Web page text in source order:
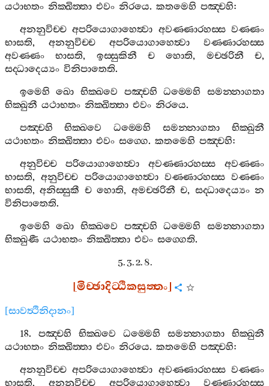
යථාභතං නික‍්ඛිත‍්තා එවං නිරයෙ. කතමෙහි පඤ‍්චහි:
අනනුවිච‍්ච අපරියොගාහෙත්‍වා අවණ‍්ණාරහස‍්ස වණ‍්ණං
භාසති, අනනුවිච‍්ච අපරියොගාහෙත්‍වා
වණ‍්ණාරහස‍්ස
අවණ‍්ණං
භාසති, ඉස‍්සුකිනී ච හොති, මච‍්ඡරිනී ච,
සද‍්ධාදෙය්‍යං විනිපාතෙති.
ඉමෙහි ඛො භික‍්ඛවෙ පඤ‍්චහි ධම‍්මෙහි
සමන‍්නාගතා
භික‍්ඛුනී යථාභතං නික‍්ඛිත‍්තා එවං නිරයෙ.
පඤ‍්චහි
භික‍්ඛවෙ ධම‍්මෙහි සමන‍්නාගතා
භික‍්ඛුනී
යථාභතං නික‍්ඛිත‍්තා එවං සග‍්ගෙ. කතමෙහි පඤ‍්චහි:
අනුවිච‍්ච
පරියොගාහෙත්‍වා අවණ‍්ණාරහස‍්ස
අවණ‍්ණං
භාසති,අනුවිච‍්ච පරියොගාහෙත්‍වා වණ‍්ණාරහස‍්ස වණ‍්ණං
භාසති,අනිස‍්සුකී ච හොති, අමච‍්ඡරිනී ච, සද‍්ධාදෙය්‍යං න
විනිපාතෙති.
ඉමෙහි ඛො භික‍්ඛවෙ පඤ‍්චහි ධම‍්මෙහි
සමන‍්නාගතා
භික‍්ඛුණී යථාභතං නික‍්ඛිත‍්තා එවං සග‍්ගෙති.
5. 3. 2. 8.
[මිච‍්ඡාදිට‍්ඨිකසුත‍්තං]
[සාවත්‍ථිනිදානං]
18. පඤ‍්චහි භික‍්ඛවෙ ධම‍්මෙහි සමන‍්නාගතා
භික‍්ඛුනී
යථාභතං නික‍්ඛිත‍්තා එවං නිරයෙ. කතමෙහි පඤ‍්චහි:
අනනුවිච‍්ච අපරියොගාහෙත්‍වා අවණ‍්ණාරහස‍්ස වණ‍්ණං
භාසති, අනනුවිච‍්ච අපරියොගාහෙත්‍වා
වණ‍්ණාරහස‍්ස